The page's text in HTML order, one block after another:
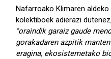
Nafarroako Klimaren
kolektiboek adierazi
"oraindik garaiz gaude
gorakadaren azpitik
eragina, ekosistemetako